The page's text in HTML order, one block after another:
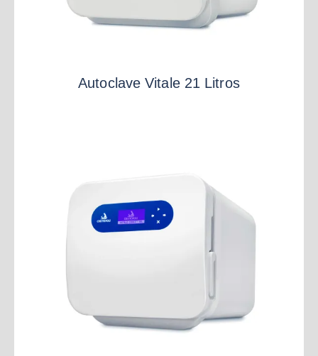
Autoclave Vitale 21 Litros